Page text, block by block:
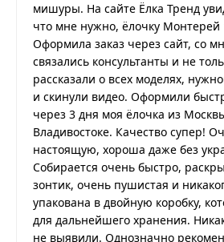
мишуры. На сайте Ёлка Тренд
что мне нужно, ёлочку Монтерей
Оформила заказ через сайт, со
связались консультанты и не
рассказали о всех моделях,
и скинули видео. Оформили
через 3 дня моя ёлочка из
Владивостоке. Качество супер!
настоящую, хороша даже без
Собирается очень быстро,
зонтик, очень пушистая и
упакована в двойную коробку,
для дальнейшего хранения.
не выявили. Однозначно